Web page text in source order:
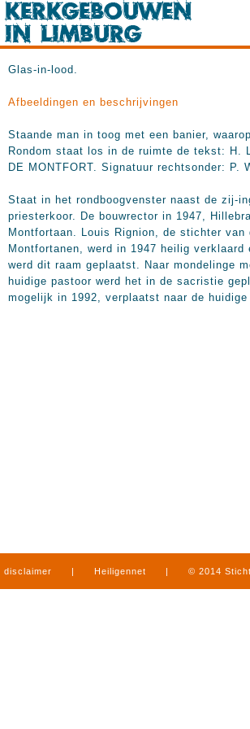
Glas-in-lood.
Afbeeldingen en beschrijvingen
Staande man in toog met een banier,
Rondom staat los in de ruimte de tekst: H.
DE MONTFORT. Signatuur rechtsonder: P.
Staat in het rondboogvenster naast de zij-
priesterkoor. De bouwrector in 1947,
Montfortaan. Louis Rignion, de stichter van
Montfortanen, werd in 1947 heilig verklaard
werd dit raam geplaatst. Naar mondelinge
huidige pastoor werd het in de sacristie
mogelijk in 1992, verplaatst naar de
disclaimer | Heiligennet | © 2014